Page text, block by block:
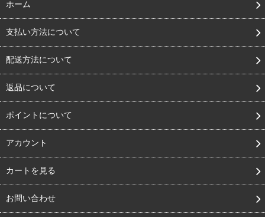
ホーム
支払い方法について
配送方法について
返品について
ポイントについて
アカウント
カートを見る
お問い合わせ